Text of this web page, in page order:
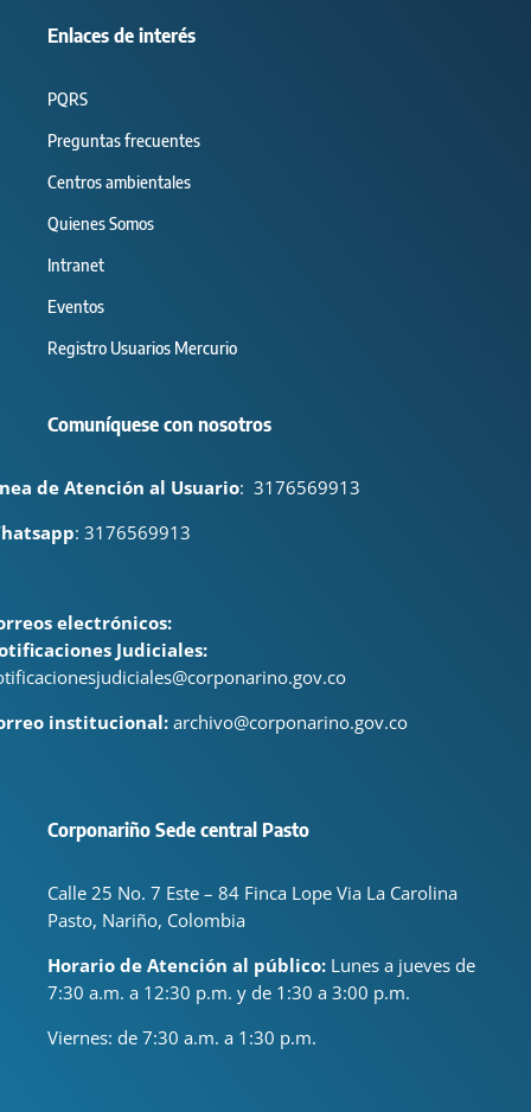
Enlaces de interés
PQRS
Preguntas frecuentes
Centros ambientales
Quienes Somos
Intranet
Eventos
Registro Usuarios Mercurio
Comuníquese con nosotros
de Atención al Usuario: 3176569913
: 3176569913
electrónicos:
Judiciales:
institucional: archivo@corponarino.gov.co
Corponariño Sede central Pasto
Calle 25 No. 7 Este – 84 Finca Lope Via La Carolina
Pasto, Nariño, Colombia
Horario de Atención al público: Lunes a jueves de
7:30 a.m. a 12:30 p.m. y de 1:30 a 3:00 p.m.
Viernes: de 7:30 a.m. a 1:30 p.m.